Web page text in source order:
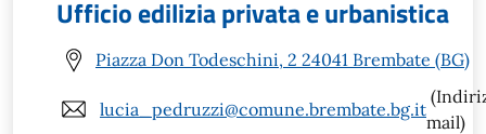
Ufficio edilizia privata e urbanistica
Piazza Don Todeschini, 2 24041 Brembate (BG)
lucia_pedruzzi@comune.brembate.bg.it
mail)